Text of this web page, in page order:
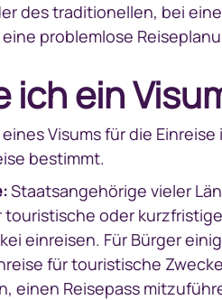
des traditionellen, bei
problemlose
ich ein
Visums für die
bestimmt.
Staatsangehörige vieler
touristische oder
einreisen. Für Bürger
für touristische
einen Reisepass